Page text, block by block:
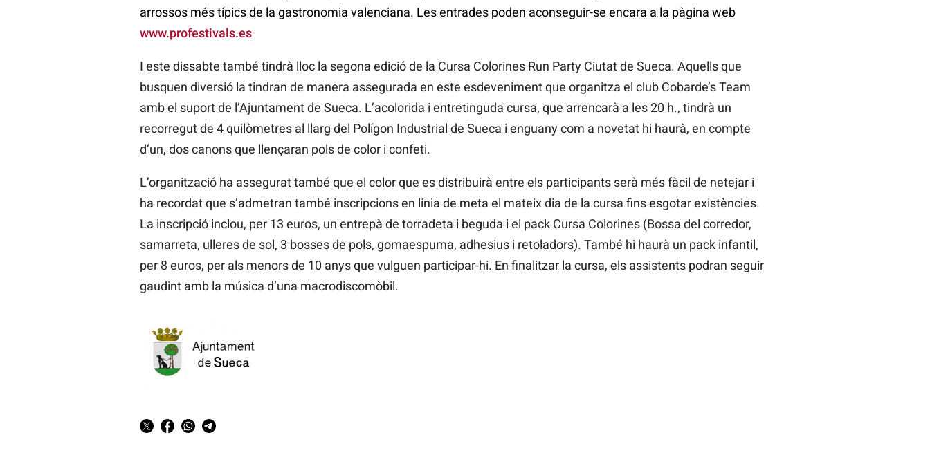
arrossos més típics de la gastronomia valenciana. Les entrades poden aconseguir-se encara a la pàgina web
www.profestivals.es
I este dissabte també tindrà lloc la segona edició de la Cursa Colorines Run Party Ciutat de Sueca. Aquells que
busquen diversió la tindran de manera assegurada en este esdeveniment que organitza el club Cobarde’s Team
amb el suport de l’Ajuntament de Sueca. L’acolorida i entretinguda cursa, que arrencarà a les 20 h., tindrà un
recorregut de 4 quilòmetres al llarg del Polígon Industrial de Sueca i enguany com a novetat hi haurà, en compte
d’un, dos canons que llençaran pols de color i confeti.
L’organització ha assegurat també que el color que es distribuirà entre els participants serà més fàcil de netejar i
ha recordat que s’admetran també inscripcions en línia de meta el mateix dia de la cursa fins esgotar existències.
La inscripció inclou, per 13 euros, un entrepà de torradeta i beguda i el pack Cursa Colorines (Bossa del corredor,
samarreta, ulleres de sol, 3 bosses de pols, gomaespuma, adhesius i retoladors). També hi haurà un pack infantil,
per 8 euros, per als menors de 10 anys que vulguen participar-hi. En finalitzar la cursa, els assistents podran seguir
gaudint amb la música d’una macrodiscomòbil.